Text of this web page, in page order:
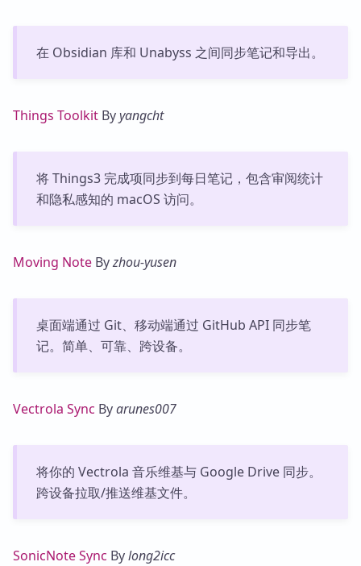
在 Obsidian 库和 Unabyss 之间同步笔记和导出。
Things Toolkit Byyangcht
将 Things3 完成项同步到每日笔记，包含审阅统计
和隐私感知的 macOS 访问。
Moving Note Byzhou-yusen
桌面端通过 Git、移动端通过 GitHub API 同步笔
记。简单、可靠、跨设备。
Vectrola Sync Byarunes007
将你的 Vectrola 音乐维基与 Google Drive 同步。
跨设备拉取/推送维基文件。
SonicNote Sync Bylong2icc